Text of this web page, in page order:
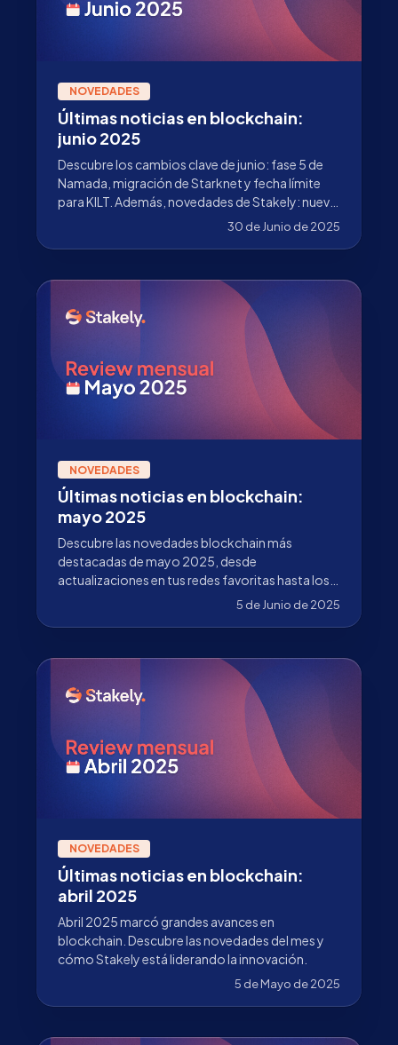
NOVEDADES
Últimas noticias en blockchain:
junio 2025
Descubre los cambios clave de junio: fase 5 de
Namada, migración de Starknet y fecha límite
para KILT. Además, novedades de Stakely: nueva
herramienta, nuevas redes y staking de SOL con
30 de Junio de 2025
NOVEDADES
Últimas noticias en blockchain:
mayo 2025
Descubre las novedades blockchain más
destacadas de mayo 2025, desde
actualizaciones en tus redes favoritas hasta los
avances clave de Stakely como validador líder.
5 de Junio de 2025
NOVEDADES
Últimas noticias en blockchain:
abril 2025
Abril 2025 marcó grandes avances en
blockchain. Descubre las novedades del mes y
cómo Stakely está liderando la innovación.
5 de Mayo de 2025